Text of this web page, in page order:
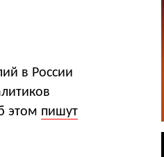
в России
этом пишут